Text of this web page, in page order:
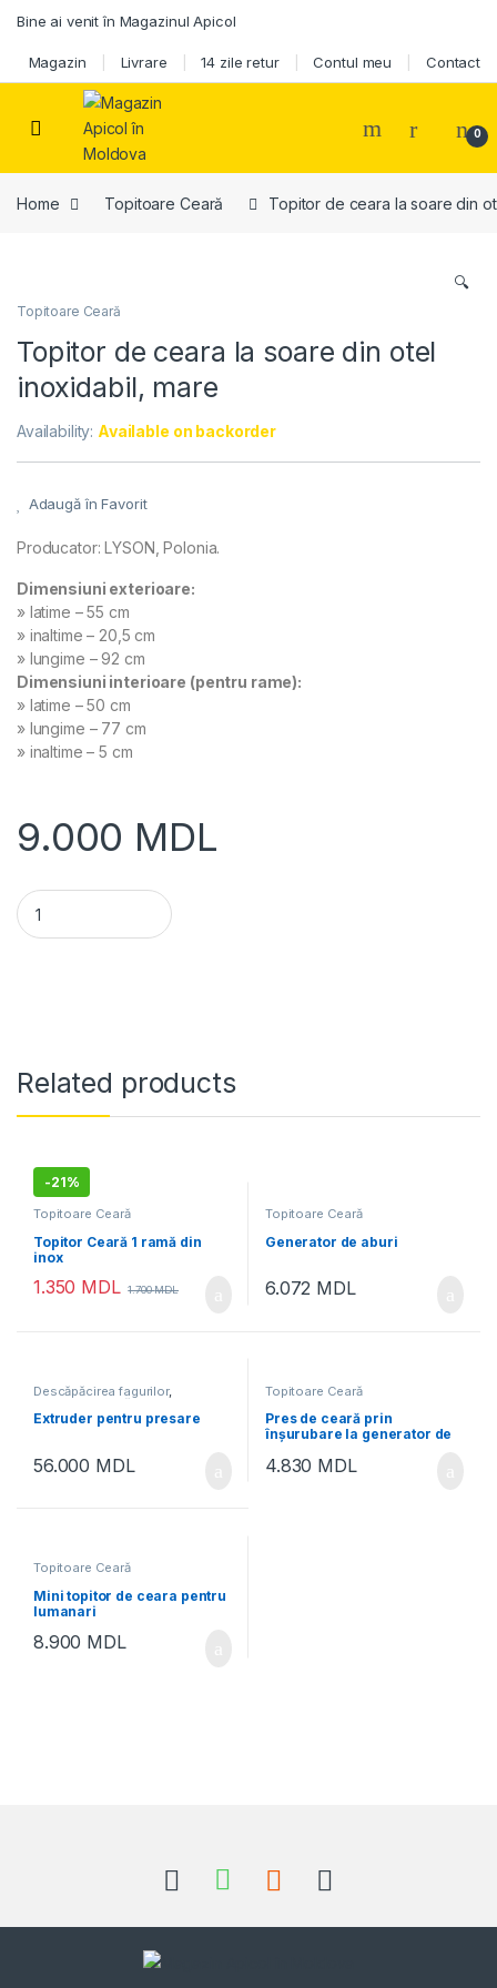
Skip to navigation
Skip to content
Bine ai venit în Magazinul Apicol
Magazin Livrare 14 zile retur Contul meu Contact
0
Home Topitoare Ceară Topitor de ceara la soare din
🔍
Topitoare Ceară
Topitor de ceara la soare din otel
inoxidabil, mare
Availability: Available on backorder
Adaugă în Favorit
Producator: LYSON, Polonia.
Dimensiuni exterioare:
» latime – 55 cm
» inaltime – 20,5 cm
» lungime – 92 cm
Dimensiuni interioare (pentru rame):
» latime – 50 cm
» lungime – 77 cm
» inaltime – 5 сm
9.000 MDL
Topitor de ceara la soare din otel inoxidabil, mare quantity
Related products
-21%
Topitoare Ceară
Topitor Ceară 1 ramă din
inox
1.350 MDL 1.700MDL
Topitoare Ceară
Generator de aburi
6.072 MDL
Descăpăcirea fagurilor,
Topitoare Ceară
Extruder pentru presare
56.000 MDL
Topitoare Ceară
Pres de ceară prin
înșurubare la generator de
4.830 MDL
Topitoare Ceară
Mini topitor de ceara pentru
lumanari
8.900 MDL